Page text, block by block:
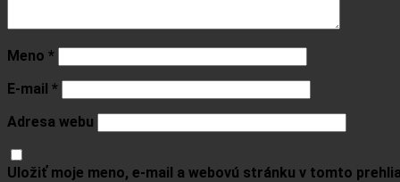
Meno *
E-mail *
Adresa webu
Uložiť moje meno, e-mail a webovú stránku v tomto